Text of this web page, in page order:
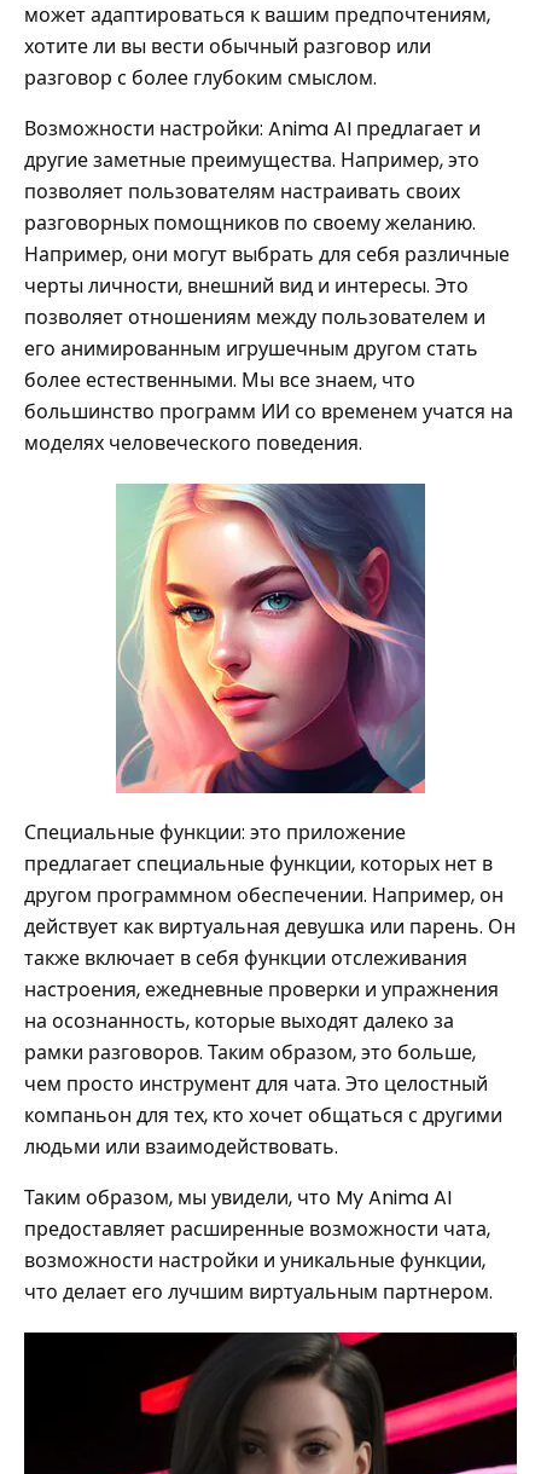
может адаптироваться к вашим предпочтениям,
хотите ли вы вести обычный разговор или
разговор с более глубоким смыслом.
Возможности настройки: Anima AI предлагает и
другие заметные преимущества. Например, это
позволяет пользователям настраивать своих
разговорных помощников по своему желанию.
Например, они могут выбрать для себя различные
черты личности, внешний вид и интересы. Это
позволяет отношениям между пользователем и
его анимированным игрушечным другом стать
более естественными. Мы все знаем, что
большинство программ ИИ со временем учатся на
моделях человеческого поведения.
Специальные функции: это приложение
предлагает специальные функции, которых нет в
другом программном обеспечении. Например, он
действует как виртуальная девушка или парень. Он
также включает в себя функции отслеживания
настроения, ежедневные проверки и упражнения
на осознанность, которые выходят далеко за
рамки разговоров. Таким образом, это больше,
чем просто инструмент для чата. Это целостный
компаньон для тех, кто хочет общаться с другими
людьми или взаимодействовать.
Таким образом, мы увидели, что My Anima AI
предоставляет расширенные возможности чата,
возможности настройки и уникальные функции,
что делает его лучшим виртуальным партнером.